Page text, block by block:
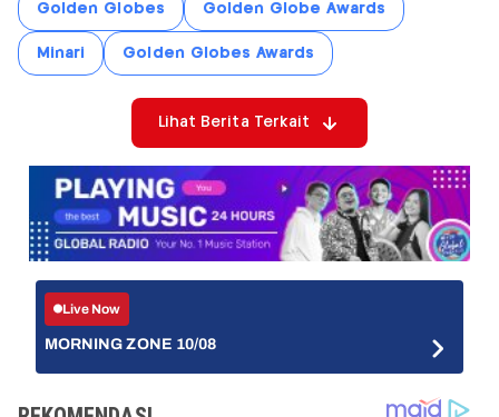
Golden Globes Golden Globe Awards
Minari Golden Globes Awards
Lihat Berita Terkait
Live Now
MORNING ZONE 10/08